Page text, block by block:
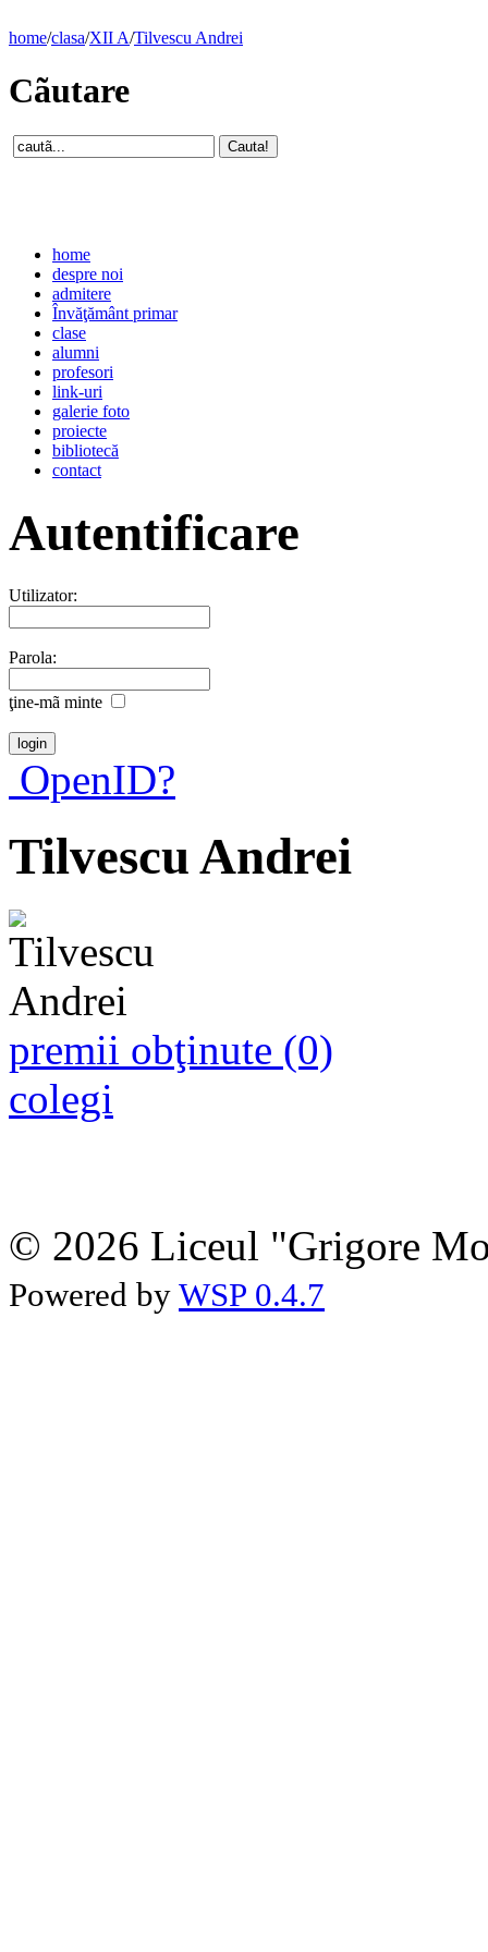
home/clasa/XII A/Tilvescu Andrei
Cãutare
home
despre noi
admitere
Învăţământ primar
clase
alumni
profesori
link-uri
galerie foto
proiecte
bibliotecă
contact
Autentificare
Utilizator:
Parola:
ţine-mã minte
OpenID?
Tilvescu Andrei
premii obţinute (0)
colegi
© 2026 Liceul "Grigore
Powered by WSP 0.4.7